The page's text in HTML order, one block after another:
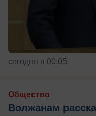
сегодня в 00:05
Общество
Волжанам